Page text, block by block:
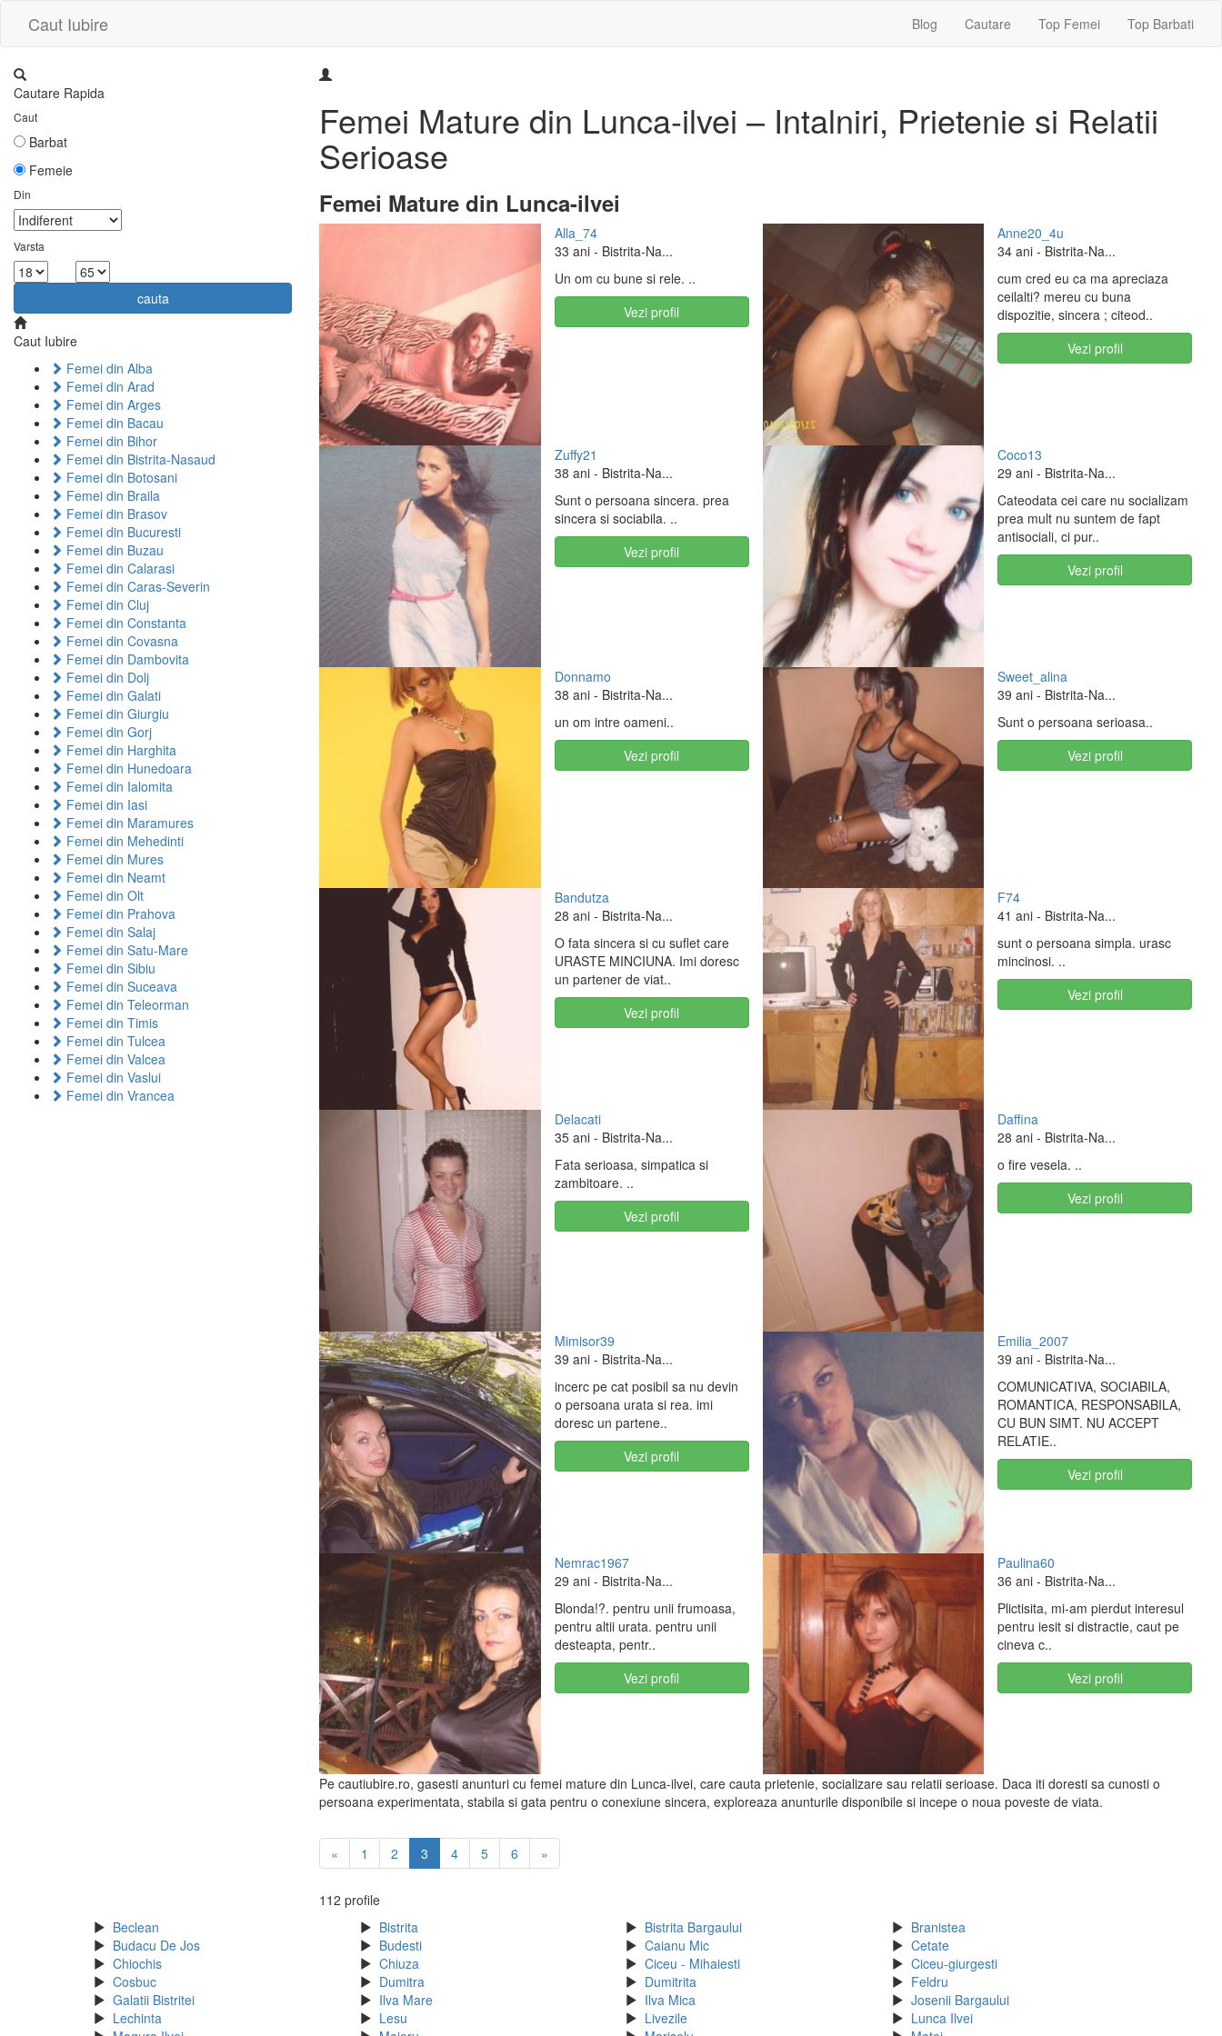
Caut Iubire Blog Cautare Top Femei Top Barbati
Cautare Rapida
Caut
Barbat
Femeie
Din
Varsta
cauta
Caut Iubire
Femei din Alba
Femei din Arad
Femei din Arges
Femei din Bacau
Femei din Bihor
Femei din Bistrita-Nasaud
Femei din Botosani
Femei din Braila
Femei din Brasov
Femei din Bucuresti
Femei din Buzau
Femei din Calarasi
Femei din Caras-Severin
Femei din Cluj
Femei din Constanta
Femei din Covasna
Femei din Dambovita
Femei din Dolj
Femei din Galati
Femei din Giurgiu
Femei din Gorj
Femei din Harghita
Femei din Hunedoara
Femei din Ialomita
Femei din Iasi
Femei din Maramures
Femei din Mehedinti
Femei din Mures
Femei din Neamt
Femei din Olt
Femei din Prahova
Femei din Salaj
Femei din Satu-Mare
Femei din Sibiu
Femei din Suceava
Femei din Teleorman
Femei din Timis
Femei din Tulcea
Femei din Valcea
Femei din Vaslui
Femei din Vrancea
Femei Mature din Lunca-ilvei – Intalniri, Prietenie si Relatii
Serioase
Femei Mature din Lunca-ilvei
Alla_74
33 ani- Bistrita-Na...
Un om cu bune si rele. ..
Vezi profil
Anne20_4u
34 ani - Bistrita-Na...
cum cred eu ca ma apreciaza
ceilalti? mereu cu buna
dispozitie, sincera ; citeod..
Vezi profil
Zuffy21
38 ani- Bistrita-Na...
Sunt o persoana sincera. prea
sincera si sociabila. ..
Vezi profil
Coco13
29 ani - Bistrita-Na...
Cateodata cei care nu socializam
prea mult nu suntem de fapt
antisociali, ci pur..
Vezi profil
Donnamo
38 ani- Bistrita-Na...
un om intre oameni..
Vezi profil
Sweet_alina
39 ani - Bistrita-Na...
Sunt o persoana serioasa..
Vezi profil
Bandutza
28 ani- Bistrita-Na...
O fata sincera si cu suflet care
URASTE MINCIUNA. Imi doresc
un partener de viat..
Vezi profil
F74
41 ani - Bistrita-Na...
sunt o persoana simpla. urasc
mincinosi. ..
Vezi profil
Delacati
35 ani- Bistrita-Na...
Fata serioasa, simpatica si
zambitoare. ..
Vezi profil
Daffina
28 ani - Bistrita-Na...
o fire vesela. ..
Vezi profil
Mimisor39
39 ani- Bistrita-Na...
incerc pe cat posibil sa nu devin
o persoana urata si rea. imi
doresc un partene..
Vezi profil
Emilia_2007
39 ani - Bistrita-Na...
COMUNICATIVA, SOCIABILA,
ROMANTICA, RESPONSABILA,
CU BUN SIMT. NU ACCEPT
RELATIE..
Vezi profil
Nemrac1967
29 ani- Bistrita-Na...
Blonda!?. pentru unii frumoasa,
pentru altii urata. pentru unii
desteapta, pentr..
Vezi profil
Paulina60
36 ani - Bistrita-Na...
Plictisita, mi-am pierdut interesul
pentru iesit si distractie, caut pe
cineva c..
Vezi profil
Pe cautiubire.ro, gasesti anunturi cu femei mature din Lunca-ilvei, care cauta prietenie, socializare sau relatii serioase. Daca iti doresti sa cunosti o
persoana experimentata, stabila si gata pentru o conexiune sincera, exploreaza anunturile disponibile si incepe o noua poveste de viata.
« 1 2 3 4 5 6 »
112 profile
Beclean
Bistrita Bistrita Bargaului
Branistea
Budacu De Jos
Budesti Caianu Mic
Cetate
Chiochis
Chiuza Ciceu - Mihaiesti
Ciceu-giurgesti
Cosbuc
Dumitra Dumitrita
Feldru
Galatii Bistritei
Ilva Mare Ilva Mica
Josenii Bargaului
Lechinta
Lesu Livezile
Lunca Ilvei